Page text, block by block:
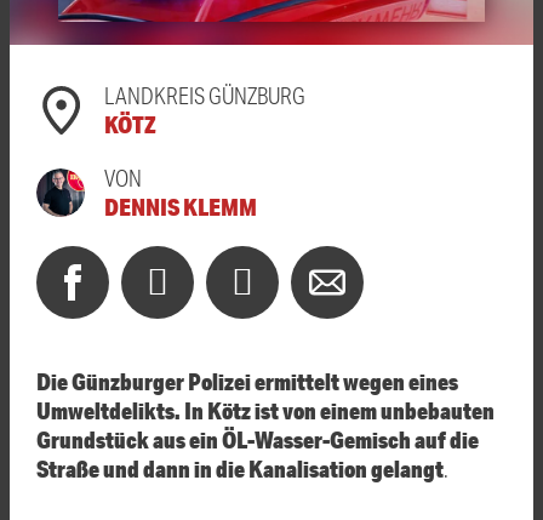
LANDKREIS GÜNZBURG
KÖTZ
VON
DENNIS KLEMM
Die Günzburger Polizei ermittelt wegen eines
Umweltdelikts. In Kötz ist von einem unbebauten
Grundstück aus ein ÖL-Wasser-Gemisch auf die
Straße und dann in die Kanalisation gelangt.